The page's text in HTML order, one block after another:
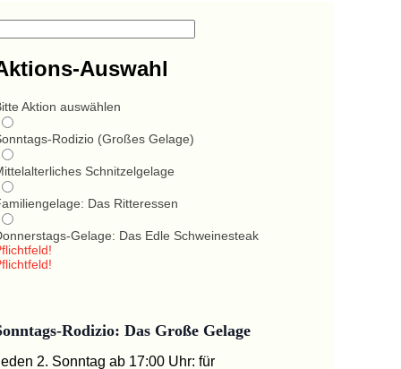
Auswahl
Aktion auswählen
Rodizio (Großes Gelage)
Schnitzelgelage
Das Ritteressen
Gelage: Das Edle Schweinesteak
Rodizio: Das Große Gelage
2. Sonntag ab 17:00 Uhr: für